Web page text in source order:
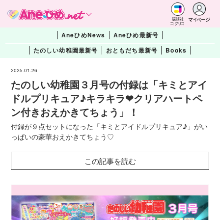
講談社
コクリコ
マイページ
AneひめNews
Aneひめ最新号
たのしい幼稚園最新号
おともだち最新号 Books
2025.01.26
たのしい幼稚園３月号の付録は「キミとアイ
ドルプリキュア♪キラキラ❤︎クリアハートペ
ン付きおえかきてちょう」！
付録が９点セットになった「キミとアイドルプリキュア♪」がい
っぱいの豪華おえかきてちょう♡
この記事を読む